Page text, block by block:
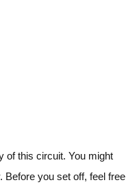
of this circuit. You might
Before you set off, feel free